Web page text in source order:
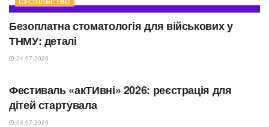
Безоплатна стоматологія для військових у
ТНМУ: деталі
24.07.2026
Фестиваль «акТИвні» 2026: реєстрація для
дітей стартувала
03.07.2026